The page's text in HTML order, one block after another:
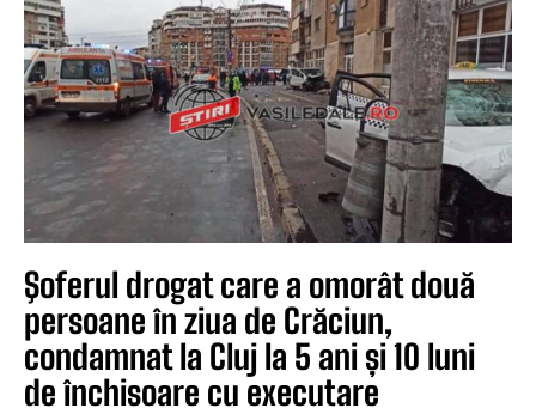
Şoferul drogat care a omorât două
persoane în ziua de Crăciun,
condamnat la Cluj la 5 ani și 10 luni
de închisoare cu executare